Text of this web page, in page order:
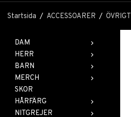
Startsida / ACCESSOARER / ÖVRIGT
DAM
HERR
BARN
MERCH
SKOR
HÅRFÄRG
NITGREJER